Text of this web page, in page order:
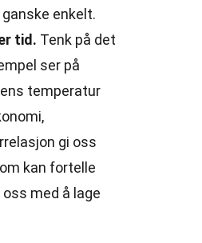
enkelt.
tid. Tenk på det
ser på
temperatur
gi oss
kan fortelle
med å lage